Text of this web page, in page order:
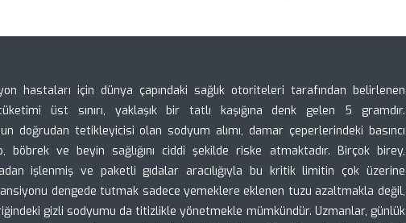
hastaları için dünya çapındaki sağlık otoriteleri tarafından belirlenen
üst sınırı, yaklaşık bir tatlı kaşığına denk gelen 5 gramdır.
doğrudan tetikleyicisi olan sodyum alımı, damar çeperlerindeki basıncı
böbrek ve beyin sağlığını ciddi şekilde riske atmaktadır. Birçok birey,
işlenmiş ve paketli gıdalar aracılığıyla bu kritik limitin çok üzerine
dengede tutmak sadece yemeklere eklenen tuzu azaltmakla değil,
gizli sodyumu da titizlikle yönetmekle mümkündür. Uzmanlar, günlük